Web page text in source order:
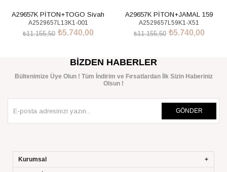
A29657K PİTON+TOGO Siyah
Ayakkabı
A2529657L13K1-001
₺5.740,00
₺11.155,50
A29657K PİTON+JAMAL 159
Ayakkabı
A2529657L59K1-X51
₺5.740,00
₺11.155,50
BIZDEN HABERLER
Bültenimize Üye Olun ! Tüm İndirim ve Fırsatlardan İlk Sizin Haberiniz
Olsun !
GÖNDER
Kurumsal